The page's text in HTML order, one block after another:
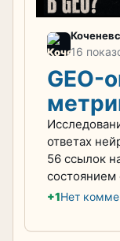
16
GEO-
ответах
56 ссылок
состоянием
+1Нет